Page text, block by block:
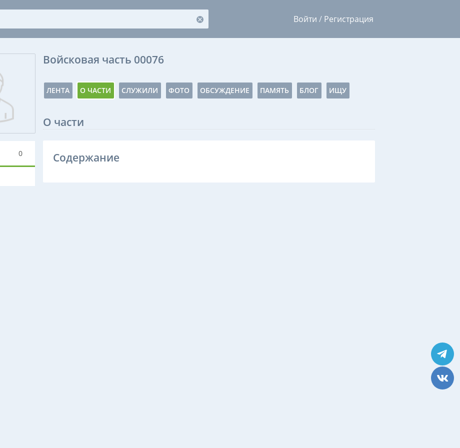
Войти / Регистрация
0
Войсковая часть 00076
ЛЕНТА О ЧАСТИ СЛУЖИЛИ ФОТО ОБСУЖДЕНИЕ ПАМЯТЬ БЛОГ ИЩУ
О части
Содержание